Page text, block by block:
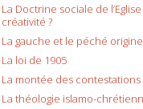
La Doctrine sociale de
créativité ?
La gauche et le péché
La loi de 1905
La montée des
La théologie islamo-